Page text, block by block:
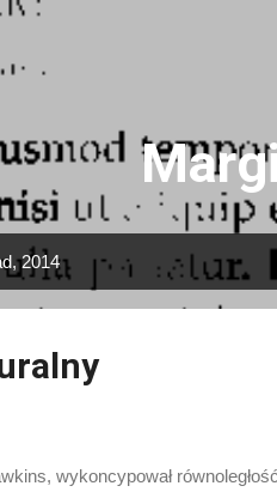
2014
wykoncypował